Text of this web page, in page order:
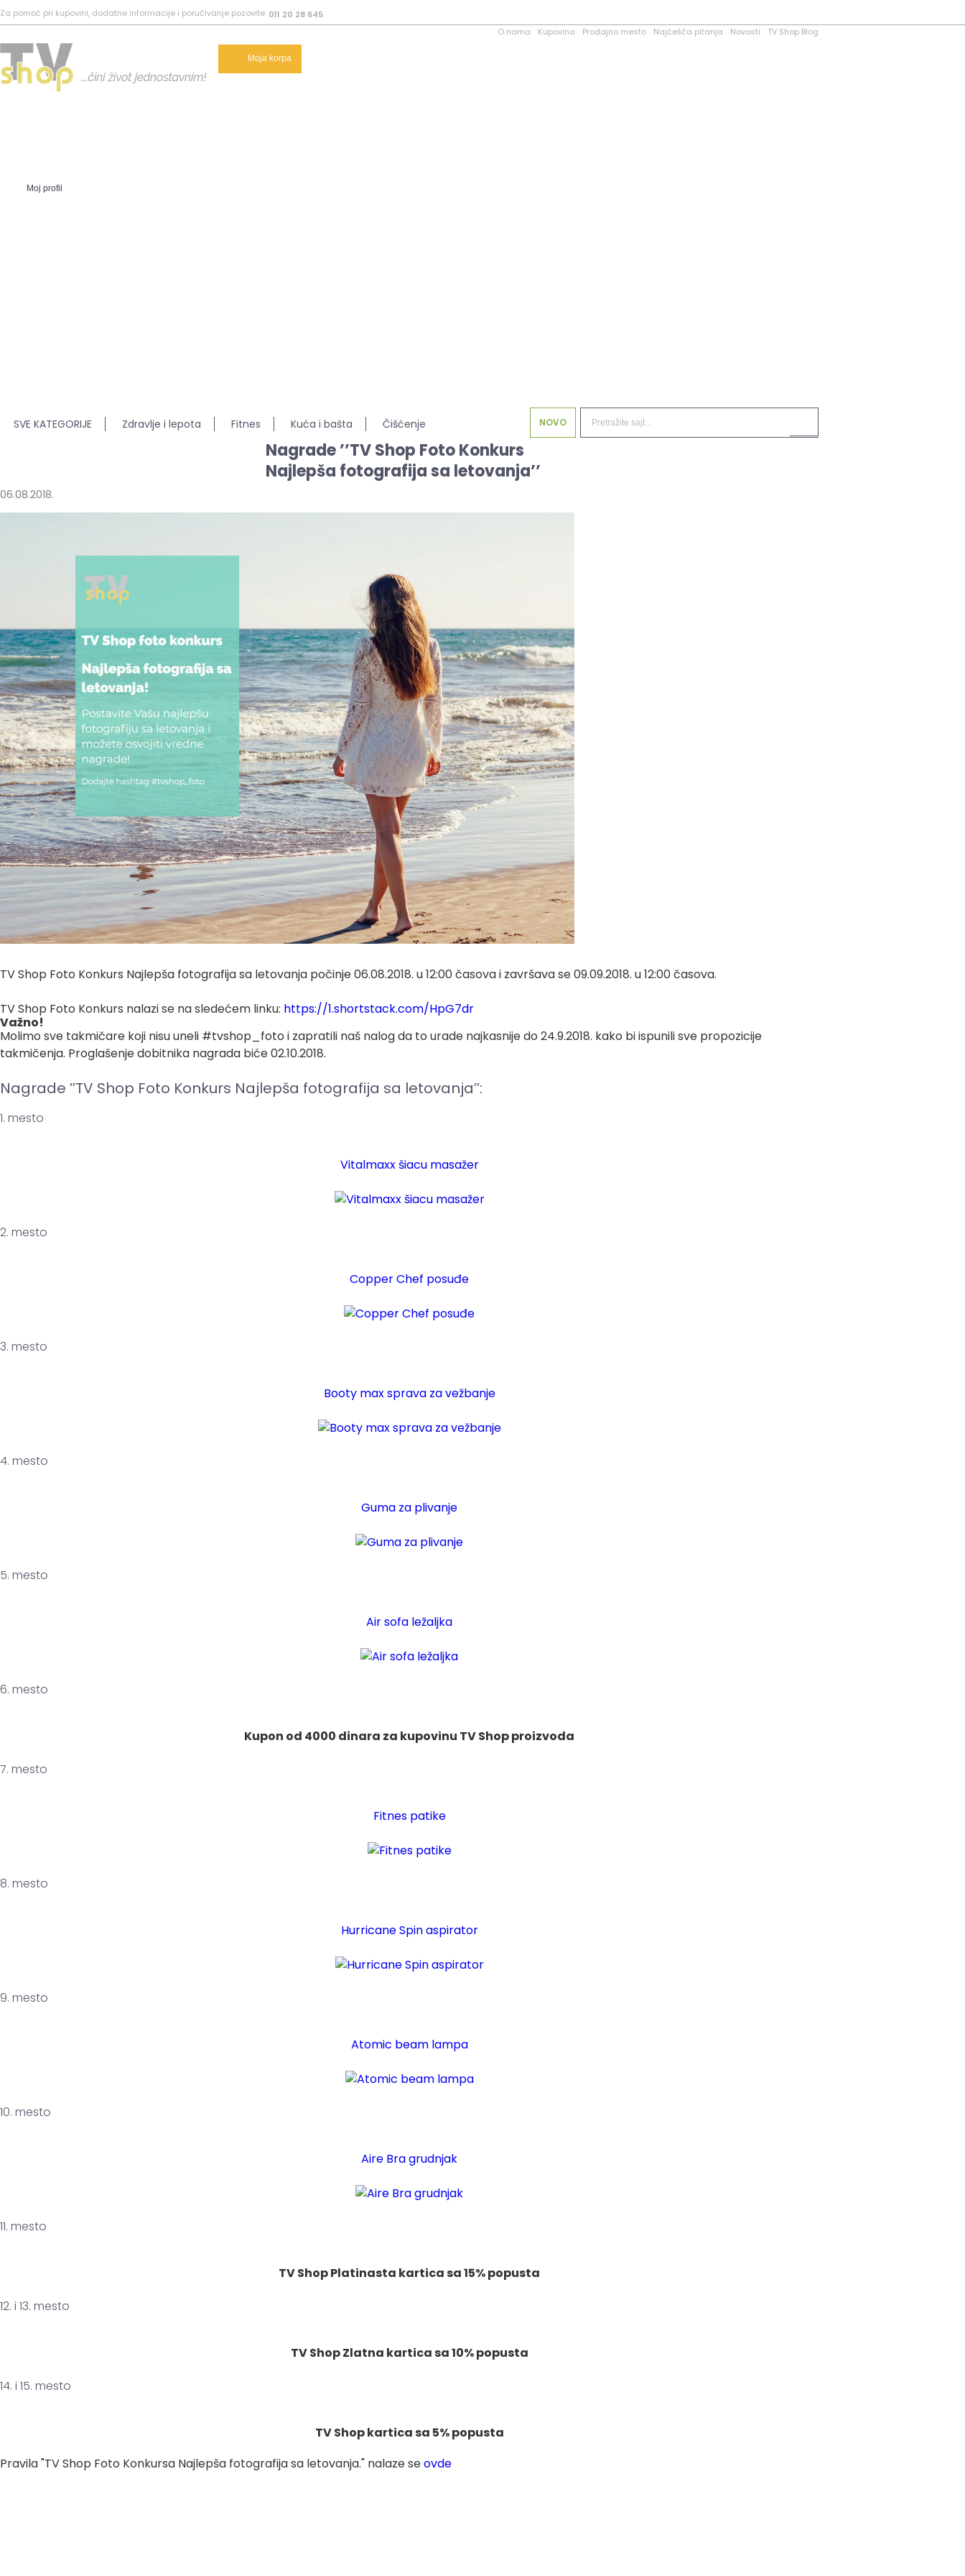
Za pomoć pri kupovini, dodatne informacije i poručivanje pozovite: 011 20 28 645
O nama
Kupovina Prodajno mesto Najčešća pitanja Novosti TV Shop Blog
Moj profil
SVE KATEGORIJE Zdravlje i lepota Fitnes Kuća i bašta Čišćenje NOVO
Nagrade ’’TV Shop Foto Konkurs
Najlepša fotografija sa letovanja’’
06.08.2018.
TV Shop Foto Konkurs Najlepša fotografija sa letovanja počinje 06.08.2018. u 12:00 časova i završava se 09.09.2018. u 12:00 časova.
TV Shop Foto Konkurs nalazi se na sledećem linku: https://1.shortstack.com/HpG7dr
Važno!
Molimo sve takmičare koji nisu uneli #tvshop_foto i zapratili naš nalog da to urade najkasnije do 24.9.2018. kako bi ispunili sve propozicije
takmičenja. Proglašenje dobitnika nagrada biće 02.10.2018.
Nagrade ’’TV Shop Foto Konkurs Najlepša fotografija sa letovanja’’:
1. mesto
Vitalmaxx šiacu masažer
2. mesto
Copper Chef posuđe
3. mesto
Booty max sprava za vežbanje
4. mesto
Guma za plivanje
5. mesto
Air sofa ležaljka
6. mesto
Kupon od 4000 dinara za kupovinu TV Shop proizvoda
7. mesto
Fitnes patike
8. mesto
Hurricane Spin aspirator
9. mesto
Atomic beam lampa
10. mesto
Aire Bra grudnjak
11. mesto
TV Shop Platinasta kartica sa 15% popusta
12. i 13. mesto
TV Shop Zlatna kartica sa 10% popusta
14. i 15. mesto
TV Shop kartica sa 5% popusta
Pravila "TV Shop Foto Konkursa Najlepša fotografija sa letovanja." nalaze seovde